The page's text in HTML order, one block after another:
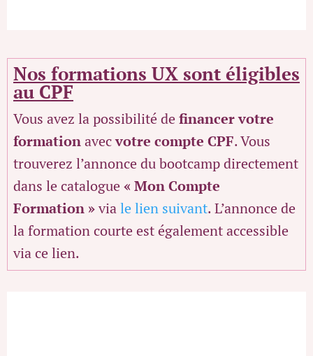
Nos formations UX sont éligibles
au CPF
Vous avez la possibilité de financer votre
formationavecvotre compte CPF. Vous
trouverez l’annonce du bootcamp directement
dans le catalogue « Mon Compte
Formation »viale lien suivant. L’annonce de
la formation courte est également accessible
via ce lien.